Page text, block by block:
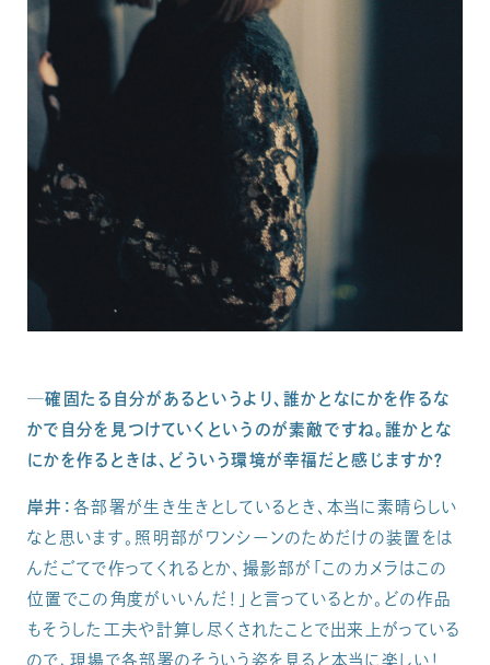
─確固たる自分があるというより、誰かとなにかを作るな
かで自分を見つけていくというのが素敵ですね。誰かとな
にかを作るときは、どういう環境が幸福だと感じますか？
岸井：各部署が生き生きとしているとき、本当に素晴らしい
なと思います。照明部がワンシーンのためだけの装置をは
んだごてで作ってくれるとか、撮影部が「このカメラはこの
位置でこの角度がいいんだ！」と言っているとか。どの作品
もそうした工夫や計算し尽くされたことで出来上がっている